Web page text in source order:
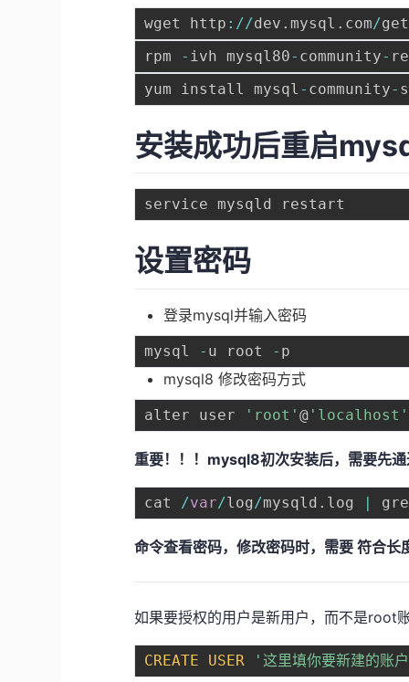
wget http : //dev . mysql . com/get
rpm - ivh mysql80- community-
yum install mysql - community-
安装成功后重启
设置密码
登录mysql并输入密码
mysql - u root -
mysql8 修改密码方式
alter user 'root'@ 'localhost'
重要！！！mysql8初次安装后，需要先
cat /var/log/mysqld . log |
命令查看密码，修改密码时，需要 符合
如果要授权的用户是新用户，而不是root
CREATE USER '这里填你要新建的账